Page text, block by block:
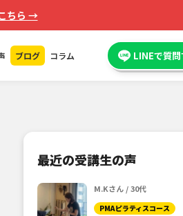
ちら →
ブログ コラム LINEで質問
最近の受講生の声
M.Kさん / 30代
PMAピラティスコース